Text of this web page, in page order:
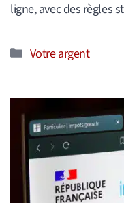
ligne, avec des règles
Catégories
Votre argent